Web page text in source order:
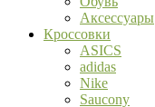
Аксессуары
Кроссовки
ASICS
adidas
Nike
Saucony